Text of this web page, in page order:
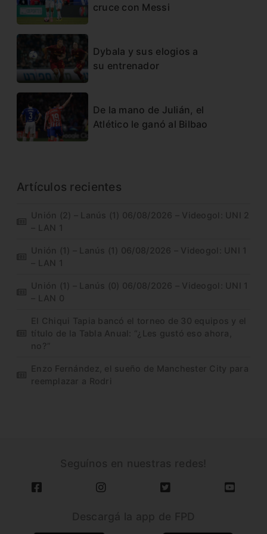
cruce con Messi
Dybala y sus elogios a
su entrenador
De la mano de Julián, el
Atlético le ganó al Bilbao
Artículos recientes
Unión (2) – Lanús (1) 06/08/2026 – Videogol: UNI 2
– LAN 1
Unión (1) – Lanús (1) 06/08/2026 – Videogol: UNI 1
– LAN 1
Unión (1) – Lanús (0) 06/08/2026 – Videogol: UNI 1
– LAN 0
El Chiqui Tapia bancó el torneo de 30 equipos y el
título de la Tabla Anual: “¿Les gustó eso ahora,
no?”
Enzo Fernández, el sueño de Manchester City para
reemplazar a Rodri